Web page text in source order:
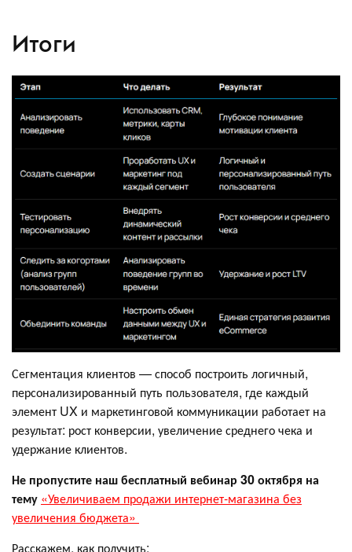
Итоги
Сегментация клиентов — способ построить логичный,
персонализированный путь пользователя, где каждый
элемент UX и маркетинговой коммуникации работает на
результат: рост конверсии, увеличение среднего чека и
удержание клиентов.
Не пропустите наш бесплатный вебинар 30 октября на
тему «Увеличиваем продажи интернет-магазина без
увеличения бюджета»
Расскажем, как получить: